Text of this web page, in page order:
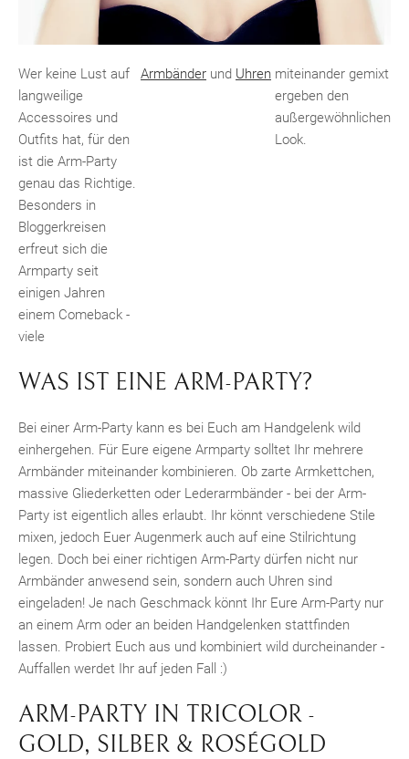
Wer keine Lust auf
langweilige
Accessoires und
Outfits hat, für den
ist die Arm-Party
genau das Richtige.
Besonders in
Bloggerkreisen
erfreut sich die
Armparty seit
einigen Jahren
einem Comeback -
viele
Armbänder und Uhren miteinander gemixt
ergeben den
außergewöhnlichen
Look.
WAS IST EINE ARM-PARTY?
Bei einer Arm-Party kann es bei Euch am Handgelenk wild
einhergehen. Für Eure eigene Armparty solltet Ihr mehrere
Armbänder miteinander kombinieren. Ob zarte Armkettchen,
massive Gliederketten oder Lederarmbänder - bei der Arm-
Party ist eigentlich alles erlaubt. Ihr könnt verschiedene Stile
mixen, jedoch Euer Augenmerk auch auf eine Stilrichtung
legen. Doch bei einer richtigen Arm-Party dürfen nicht nur
Armbänder anwesend sein, sondern auch Uhren sind
eingeladen! Je nach Geschmack könnt Ihr Eure Arm-Party nur
an einem Arm oder an beiden Handgelenken stattfinden
lassen. Probiert Euch aus und kombiniert wild durcheinander -
Auffallen werdet Ihr auf jeden Fall :)
ARM-PARTY IN TRICOLOR -
GOLD, SILBER & ROSÉGOLD